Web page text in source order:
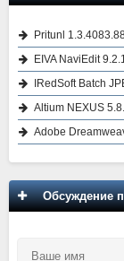
Pritunl
EIVA NaviEdit
IRedSoft Batch
Altium NEXUS
Adobe
Обсуждение